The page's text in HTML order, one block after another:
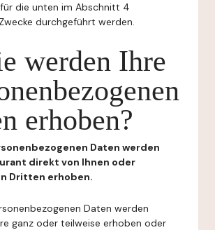
die unten im Abschnitt 4
durchgeführt werden.
werden Ihre
erhoben?
Daten werden
direkt von Ihnen oder
Dritten erhoben.
Daten werden
ganz oder teilweise erhoben oder